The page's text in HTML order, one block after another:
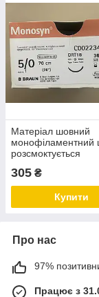
Матеріал шовний
монофіламентний
розсмоктується
MONOSYN USP 5/
305 ₴
Купити
Про нас
97%
Працює з